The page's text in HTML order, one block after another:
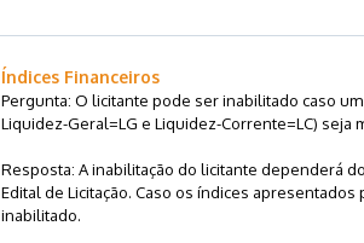
Índices Financeiros
Pergunta: O licitante pode ser inabilitado caso
Liquidez-Geral=LG e Liquidez-Corrente=LC) seja
Resposta: A inabilitação do licitante dependerá
Edital de Licitação. Caso os índices
inabilitado.